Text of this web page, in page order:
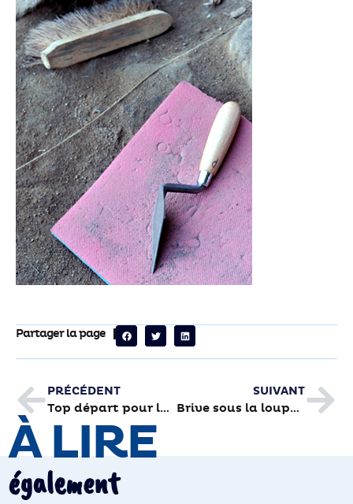
Partager la page
PRÉCÉDENT
Top départ pour les concerts en ville des Orchestrades
SUIVANT
Brive sous la loupe de l’INSEE
À LIRE
également